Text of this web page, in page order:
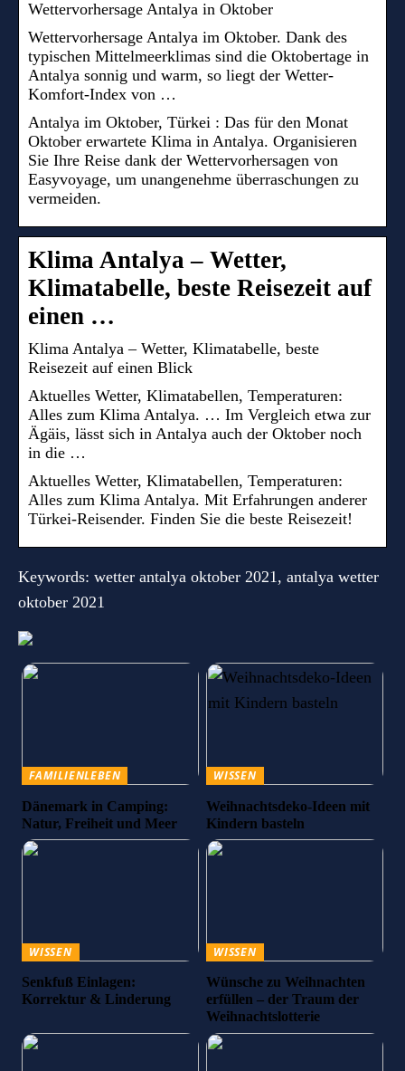
Wettervorhersage Antalya in Oktober
Wettervorhersage Antalya im Oktober. Dank des
typischen Mittelmeerklimas sind die Oktobertage in
Antalya sonnig und warm, so liegt der Wetter-
Komfort-Index von …
Antalya im Oktober, Türkei : Das für den Monat
Oktober erwartete Klima in Antalya. Organisieren
Sie Ihre Reise dank der Wettervorhersagen von
Easyvoyage, um unangenehme überraschungen zu
vermeiden.
Klima Antalya – Wetter,
Klimatabelle, beste Reisezeit auf
einen …
Klima Antalya – Wetter, Klimatabelle, beste
Reisezeit auf einen Blick
Aktuelles Wetter, Klimatabellen, Temperaturen:
Alles zum Klima Antalya. … Im Vergleich etwa zur
Ägäis, lässt sich in Antalya auch der Oktober noch
in die …
Aktuelles Wetter, Klimatabellen, Temperaturen:
Alles zum Klima Antalya. Mit Erfahrungen anderer
Türkei-Reisender. Finden Sie die beste Reisezeit!
Keywords: wetter antalya oktober 2021, antalya wetter
oktober 2021
FAMILIENLEBEN
Dänemark in Camping:
Natur, Freiheit und Meer
WISSEN
Weihnachtsdeko-Ideen mit
Kindern basteln
WISSEN
Senkfuß Einlagen:
Korrektur & Linderung
WISSEN
Wünsche zu Weihnachten
erfüllen – der Traum der
Weihnachtslotterie